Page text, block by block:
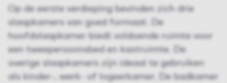
Op de eerste verdieping bevinden zich drie
slaapkamers van goed formaat. De
hoofdslaapkamer biedt voldoende ruimte voor
een tweepersoonsbed en kastruimte. De
overige slaapkamers zijn ideaal te gebruiken
als kinder-, werk- of logeerkamer. De badkamer